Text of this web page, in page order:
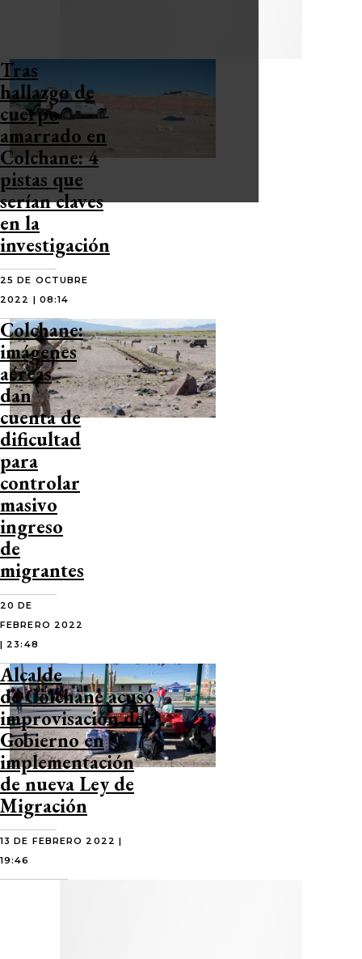
Tras
hallazgo de
cuerpo
amarrado en
Colchane: 4
pistas que
serían claves
en la
investigación
25 DE OCTUBRE
2022 | 08:14
Colchane:
imágenes
aéreas
dan
cuenta de
dificultad
para
controlar
masivo
ingreso
de
migrantes
20 DE
FEBRERO 2022
| 23:48
Alcalde
de Colchane acusó
improvisación del
Gobierno en
implementación
de nueva Ley de
Migración
13 DE FEBRERO 2022 |
19:46